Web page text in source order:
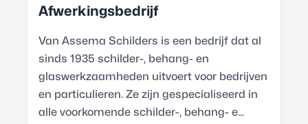
Afwerkingsbedrijf
Van Assema Schilders is een bedrijf dat al
sinds 1935 schilder-, behang- en
glaswerkzaamheden uitvoert voor bedrijven
en particulieren. Ze zijn gespecialiseerd in
alle voorkomende schilder-, behang- e...